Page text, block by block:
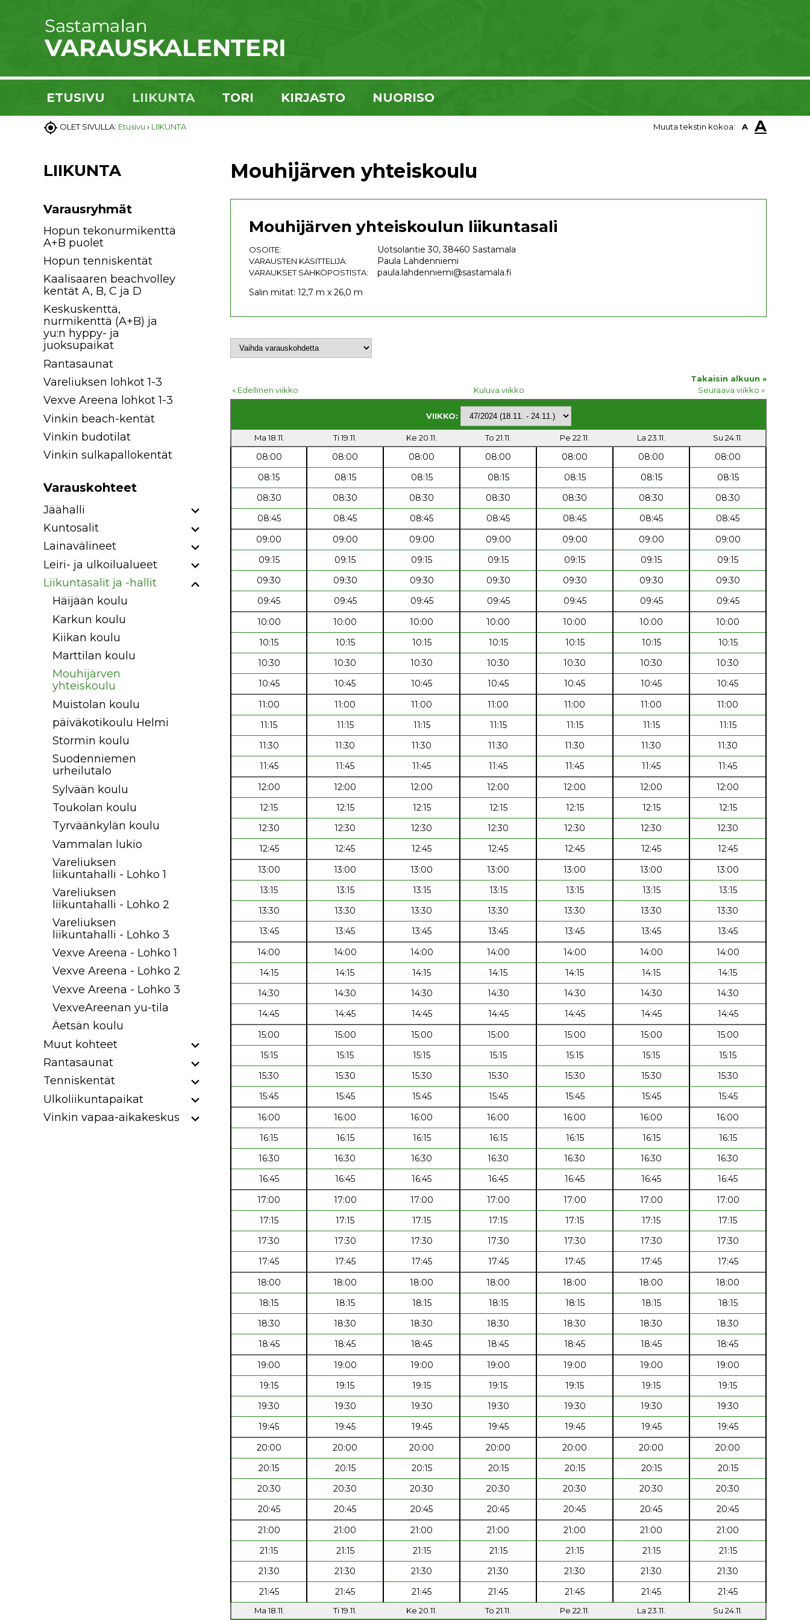
ETUSIVU LIIKUNTA TORI KIRJASTO NUORISO
 OLET SIVULLA: Etusivu › LIIKUNTA Muuta tekstin kokoa: A A
LIIKUNTA
Varausryhmät
Hopun tekonurmikenttä
A+B puolet
Hopun tenniskentät
Kaalisaaren beachvolley
kentät A, B, C ja D
Keskuskenttä,
nurmikenttä (A+B) ja
yu:n hyppy- ja
juoksupaikat
Rantasaunat
Vareliuksen lohkot 1-3
Vexve Areena lohkot 1-3
Vinkin beach-kentät
Vinkin budotilat
Vinkin sulkapallokentät
Varauskohteet
Jäähalli
Kuntosalit
Lainavälineet
Leiri- ja ulkoilualueet
Liikuntasalit ja -hallit
Häijään koulu
Karkun koulu
Kiikan koulu
Marttilan koulu
Mouhijärven
yhteiskoulu
Muistolan koulu
päiväkotikoulu Helmi
Stormin koulu
Suodenniemen
urheilutalo
Sylvään koulu
Toukolan koulu
Tyrväänkylän koulu
Vammalan lukio
Vareliuksen
liikuntahalli - Lohko 1
Vareliuksen
liikuntahalli - Lohko 2
Vareliuksen
liikuntahalli - Lohko 3
Vexve Areena - Lohko 1
Vexve Areena - Lohko 2
Vexve Areena - Lohko 3
VexveAreenan yu-tila
Äetsän koulu
Muut kohteet
Rantasaunat
Tenniskentät
Ulkoliikuntapaikat
Vinkin vapaa-aikakeskus
Mouhijärven yhteiskoulu
Mouhijärven yhteiskoulun liikuntasali
OSOITE: Uotsolantie 30, 38460 Sastamala
VARAUSTEN KÄSITTELIJÄ: Paula Lahdenniemi
VARAUKSET SÄHKÖPOSTISTA:
paula.lahdenniemi@sastamala.fi
Salin mitat: 12,7 m x 26,0 m
Takaisin alkuun »
« Edellinen viikko
Kuluva viikko Seuraava viikko »
VIIKKO:
Ma 18.11. Ti 19.11. Ke 20.11. To 21.11. Pe 22.11. La 23.11. Su 24.11.
08:00 08:00 08:00 08:00 08:00 08:00
08:00
08:15
08:15 08:15 08:15 08:15 08:15
08:15
08:30
08:30 08:30 08:30 08:30 08:30
08:30
08:45
08:45 08:45 08:45 08:45 08:45
08:45
09:00
09:00 09:00 09:00 09:00 09:00
09:00
09:15
09:15 09:15 09:15 09:15 09:15
09:15
09:30
09:30 09:30 09:30 09:30 09:30
09:30
09:45
09:45 09:45 09:45 09:45 09:45
09:45
10:00
10:00 10:00 10:00 10:00 10:00
10:00
10:15
10:15 10:15 10:15 10:15 10:15
10:15
10:30
10:30 10:30 10:30 10:30 10:30
10:30
10:45
10:45 10:45 10:45 10:45 10:45
10:45
11:00
11:00 11:00 11:00 11:00 11:00
11:00
11:15
11:15 11:15 11:15 11:15 11:15
11:15
11:30
11:30 11:30 11:30 11:30 11:30
11:30
11:45
11:45 11:45 11:45 11:45 11:45
11:45
12:00
12:00 12:00 12:00 12:00 12:00
12:00
12:15
12:15 12:15 12:15 12:15 12:15
12:15
12:30
12:30 12:30 12:30 12:30 12:30
12:30
12:45
12:45 12:45 12:45 12:45 12:45
12:45
13:00
13:00 13:00 13:00 13:00 13:00
13:00
13:15
13:15 13:15 13:15 13:15 13:15
13:15
13:30
13:30 13:30 13:30 13:30 13:30
13:30
13:45
13:45 13:45 13:45 13:45 13:45
13:45
14:00
14:00 14:00 14:00 14:00 14:00
14:00
14:15
14:15 14:15 14:15 14:15 14:15
14:15
14:30
14:30 14:30 14:30 14:30 14:30
14:30
14:45
14:45 14:45 14:45 14:45 14:45
14:45
15:00
15:00 15:00 15:00 15:00 15:00
15:00
15:15
15:15 15:15 15:15 15:15 15:15
15:15
15:30
15:30 15:30 15:30 15:30 15:30
15:30
15:45
15:45 15:45 15:45 15:45 15:45
15:45
16:00
16:00 16:00 16:00 16:00 16:00
16:00
16:15
16:15 16:15 16:15 16:15 16:15
16:15
16:30
16:30 16:30 16:30 16:30 16:30
16:30
16:45
16:45 16:45 16:45 16:45 16:45
16:45
17:00
17:00 17:00 17:00 17:00 17:00
17:00
17:15
17:15 17:15 17:15 17:15 17:15
17:15
17:30
17:30 17:30 17:30 17:30 17:30
17:30
17:45
17:45 17:45 17:45 17:45 17:45
17:45
18:00
18:00 18:00 18:00 18:00 18:00
18:00
18:15
18:15 18:15 18:15 18:15 18:15
18:15
18:30
18:30 18:30 18:30 18:30 18:30
18:30
18:45
18:45 18:45 18:45 18:45 18:45
18:45
19:00
19:00 19:00 19:00 19:00 19:00
19:00
19:15
19:15 19:15 19:15 19:15 19:15
19:15
19:30
19:30 19:30 19:30 19:30 19:30
19:30
19:45
19:45 19:45 19:45 19:45 19:45
19:45
20:00
20:00 20:00 20:00 20:00 20:00
20:00
20:15
20:15 20:15 20:15 20:15 20:15
20:15
20:30
20:30 20:30 20:30 20:30 20:30
20:30
20:45
20:45 20:45 20:45 20:45 20:45
20:45
21:00
21:00 21:00 21:00 21:00 21:00
21:00
21:15
21:15 21:15 21:15 21:15 21:15
21:15
21:30
21:30 21:30 21:30 21:30 21:30
21:30
21:45
21:45 21:45 21:45 21:45 21:45 21:45
Ma 18.11. Ti 19.11. Ke 20.11. To 21.11. Pe 22.11. La 23.11. Su 24.11.